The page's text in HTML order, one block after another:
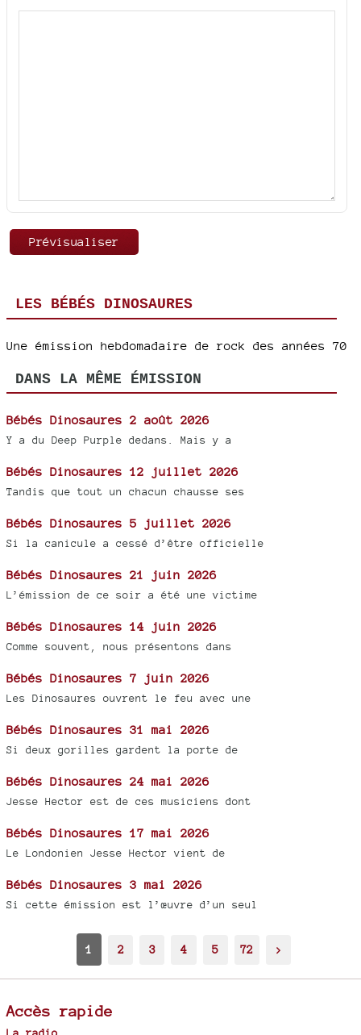
LES BÉBÉS DINOSAURES
Une émission hebdomadaire de rock des années 70
DANS LA MÊME ÉMISSION
Bébés Dinosaures 2 août 2026
Y a du Deep Purple dedans. Mais y a
Bébés Dinosaures 12 juillet 2026
Tandis que tout un chacun chausse ses
Bébés Dinosaures 5 juillet 2026
Si la canicule a cessé d’être officielle
Bébés Dinosaures 21 juin 2026
L’émission de ce soir a été une victime
Bébés Dinosaures 14 juin 2026
Comme souvent, nous présentons dans
Bébés Dinosaures 7 juin 2026
Les Dinosaures ouvrent le feu avec une
Bébés Dinosaures 31 mai 2026
Si deux gorilles gardent la porte de
Bébés Dinosaures 24 mai 2026
Jesse Hector est de ces musiciens dont
Bébés Dinosaures 17 mai 2026
Le Londonien Jesse Hector vient de
Bébés Dinosaures 3 mai 2026
Si cette émission est l’œuvre d’un seul
1 2 3 4 5 72 >
Accès rapide